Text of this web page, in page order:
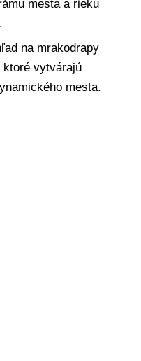
mesta a rieku
na mrakodrapy
ktoré vytvárajú
mesta.